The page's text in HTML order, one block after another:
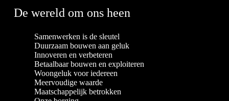
De wereld om ons heen
Samenwerken is de sleutel
Duurzaam bouwen aan geluk
Innoveren en verbeteren
Betaalbaar bouwen en exploiteren
Woongeluk voor iedereen
Meervoudige waarde
Maatschappelijk betrokken